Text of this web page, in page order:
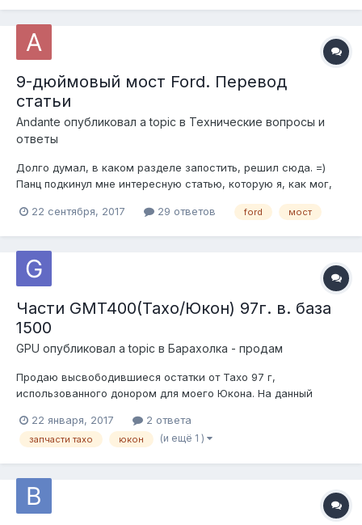
9-дюймовый мост Ford. Перевод
статьи
Andante опубликовал a topic в Технические вопросы и
ответы
Долго думал, в каком разделе запостить, решил сюда. =)
Панц подкинул мне интересную статью, которую я, как мог,
- и прошу поправить, если где невольно накосячил. 9-
большому гипоидному сме...
22 сентября, 2017 29 ответов ford мост
Части GMT400(Тахо/Юкон) 97г. в. база
1500
GPU опубликовал a topic в Барахолка - продам
Продаю высвободившиеся остатки от Тахо 97 г,
использованного донором для моего Юкона. На данный
мотора одним куском. Состояние ближе к оч хор.Машина
столиц и крупных городов не видела. От кузова могу
22 января, 2017 2 ответа
запчасти тахо юкон (и ещё 1 )